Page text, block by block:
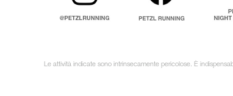
Le attività indicate sono intrinsecamente pericolose. È